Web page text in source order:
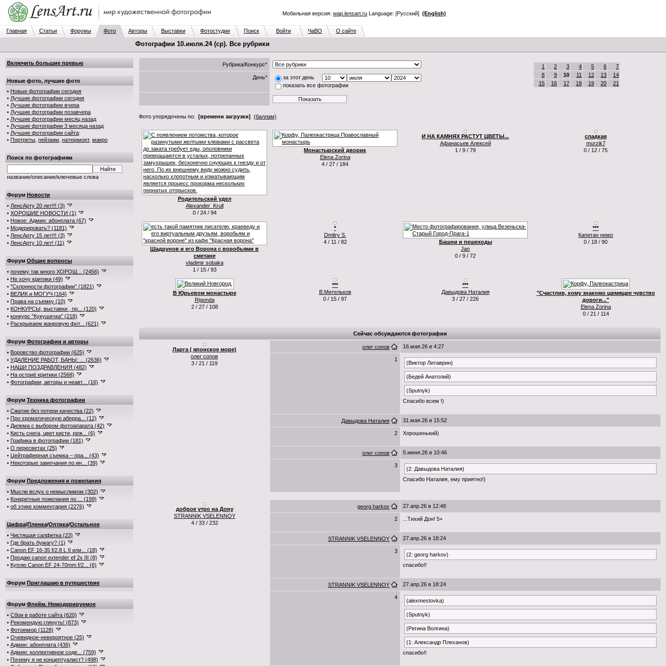
Мобильная версия: wap.lensart.ru Language: [Русский] (English)
Главная Статьи Форумы Фото Авторы Выставки Фотостудии Поиск Войти ЧаВО О сайте
Фотографии 10.июля.24 (ср). Все рубрики
Включить большие превью
Новые фото, лучшие фото
• Новые фотографии сегодня
• Лучшие фотографии сегодня
• Лучшие фотографии вчера
• Лучшие фотографии позавчера
• Лучшие фотографии месяц назад
• Лучшие фотографии 3 месяца назад
• Лучшие фотографии сайта:
• Портреты пейзажи натюрморт, макро
Поиск по фотографиям
название/описание/ключевые слова
Форум Новости
• ЛенсАрту 20 лет!!! (3)
• ХОРОШИЕ НОВОСТИ (1)
• Новое: Админ: абонплата (67)
• Модерировать? (1181)
• ЛенсАрту 15 лет!!! (3)
• ЛенсАрту 10 лет! (11)
Форум Общие вопросы
• почему так много ХОРОШ... (2456)
• Не хочу критики (49)
• "Склонности фотографии" (1821)
• ВЕЛИК и МОГУЧ (164)
• Права на съемку (10)
• КОНКУРСЫ, выставки , пр... (120)
• конкурс "Кукушечка" (218)
• Раскрываем жанровую фот... (621)
Форум Фотографии и авторы
• Воровство фотографии (625)
• УДАЛЕНИЕ РАБОТ, БАНЫ: ... (2636)
• НАШИ ПОЗДРАВЛЕНИЯ (482)
• На остриё критики (2568)
• Фотографии, авторы и неавт... (16)
Форум Техника фотографии
• Сжатие без потери качества (22)
• Про хроматическую аберра... (12)
• Дилема с выбором фотоапарата (42)
• Кисть снега, цвет кисти, реж... (6)
• Графика в фотографии (181)
• О пересветах (25)
• Цейтраферная съемка – пра... (43)
• Некоторые замечания по ин... (39)
Форум Предложения и пожелания
• Мысли вслух о немыслимом (302)
• Конкретные пожелания по ... (199)
• об этике комментария (2276)
Цифра/Пленка/Оптика/Остальное
• Чистящая салфетка (23)
• Где брать бумагу? (1)
• Canon EF 16-35 f/2.8 L II или... (18)
• Продаю canon extender ef 2x III (8)
• Куплю Canon EF 24-70mm f/2... (6)
Форум Приглашаю в путешествие
Форум Флейм. Немодерируемое
• Сбои в работе сайта (620)
• Рекомендую глянуть! (873)
• Фотоюмор (1128)
• Очевидное-невероятное (25)
• Админ: абонплата (436)
• Админ: коллективное соде... (759)
• Почему я не концептуалист? (498)
Рубрика/Конкурс* 1 2 3 4 5 6
7
8
9 10 11 12 13
14
15
16 17 18 19 20 21
День*
за этот день
показать все фотографии
Фото упорядочены по: [времени загрузки] (баллам)
Родительский удел
Alexander_Krull
0 / 24 / 94
Монастырский дворик
Elena Zorina
4 / 27 / 184
И НА КАМНЯХ РАСТУТ ЦВЕТЫ...
Афанасьев Алексей
1 / 9 / 79
сладкая
murzik7
0 / 12 / 75
Шадрунов и его Ворона с воробьями в
сметане
vladimir sobaka
1 / 15 / 93
*
Dmitry S.
4 / 11 / 82
Башни и пешеходы
Jan
0 / 9 / 72
***
Капитан немо
0 / 18 / 90
В Юрьевом монастыре
Rigonda
2 / 27 / 108
***
В.Мительков
0 / 15 / 97
***
Давыдова Наталия
3 / 27 / 226
"Счастлив, кому знакомо щемящее чувство
дороги..."
Elena Zorina
0 / 21 / 114
Сейчас обсуждаются фотографии
Ларга ( японское море)
олег сопов
3 / 21 / 119
олег сопов 16.мая.26 в 4:27
1
(Виктор Литаврин)
(Бедей Анатолий)
(Sputnyk)
Спасибо всем !)
Давыдова Наталия 31.мая.26 в 15:52
2 Хорошенький)
олег сопов 5.июня.26 в 10:46
3
(2: Давыдова Наталия)
Спасибо Наталия, ему приятно!)
доброе утро на Дону
STRANNIK VSELENNOY
4 / 33 / 232
georg harkov 27.апр.26 в 12:48
2 ...Тихий Дон! 5+
STRANNIK VSELENNOY 27.апр.26 в 18:24
3
(2: georg harkov)
спасибо!!
STRANNIK VSELENNOY 27.апр.26 в 18:24
4
(alexmestovka)
(Sputnyk)
(Регина Волгина)
(1: Александр Плеханов)
спасибо!!